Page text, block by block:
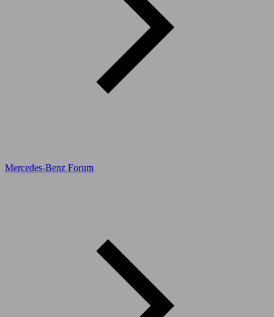
Mercedes-Benz Forum